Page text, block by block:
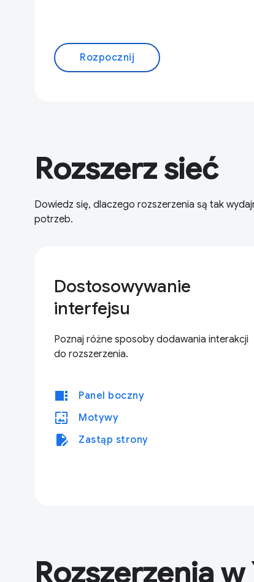
Rozpocznij
Rozszerz sieć
Dowiedz się, dlaczego rozszerzenia są tak
potrzeb.
Dostosowywanie
interfejsu
Poznaj różne sposoby dodawania interakcji
do rozszerzenia.
view_sidebar Panel boczny
wallpaper Motywy
edit_document Zastąp strony
Rozszerzenia w